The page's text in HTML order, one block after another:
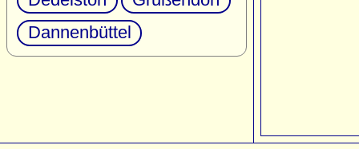
Dannenbüttel